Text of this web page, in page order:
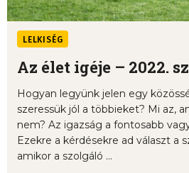
LELKISÉG
Az élet igéje – 2022.
Hogyan legyünk jelen egy
szeressük jól a többieket? Mi az,
nem? Az igazság a fontosabb
Ezekre a kérdésekre ad választ a
amikor a szolgáló ...